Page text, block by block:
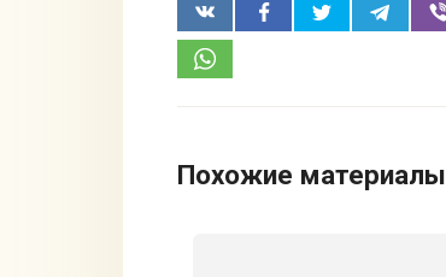
Похожие материалы